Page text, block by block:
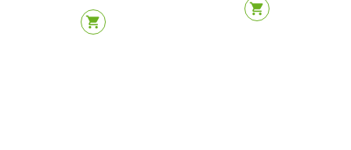
shopping_cart
shopping_cart